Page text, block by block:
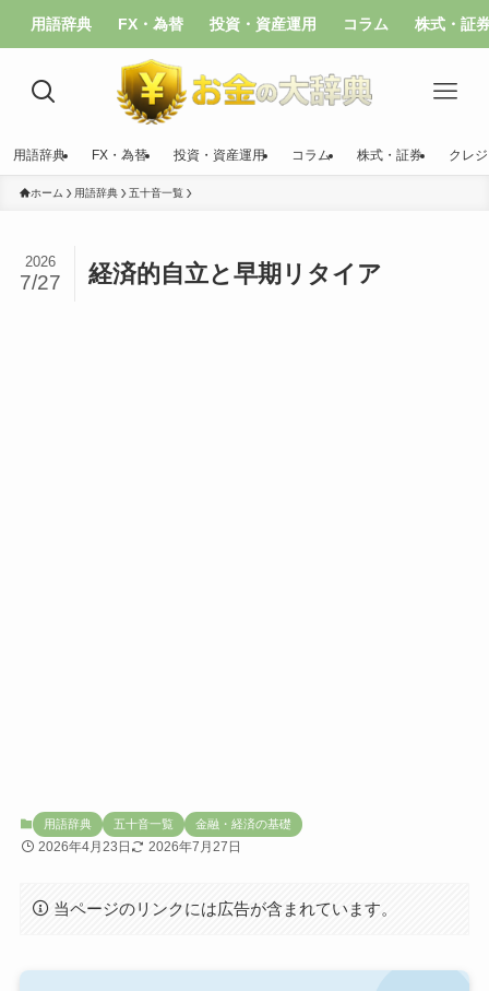
用語辞典 FX・為替 投資・資産運用 コラム 株式・証
用語辞典 FX・為替 投資・資産運用 コラム 株式・証券 クレ
ホーム 用語辞典 五十音一覧
経済的自立と早期リタイア
2026
7/27
用語辞典 五十音一覧 金融・経済の基礎
2026年4月23日 2026年7月27日
当ページのリンクには広告が含まれています。